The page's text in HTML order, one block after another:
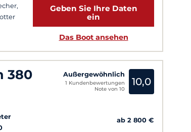
Geben Sie Ihre Daten
ein
Das Boot ansehen
380
Außergewöhnlich
1 Kundenbewertungen
Note von 10
10,0
ab 2 800 €